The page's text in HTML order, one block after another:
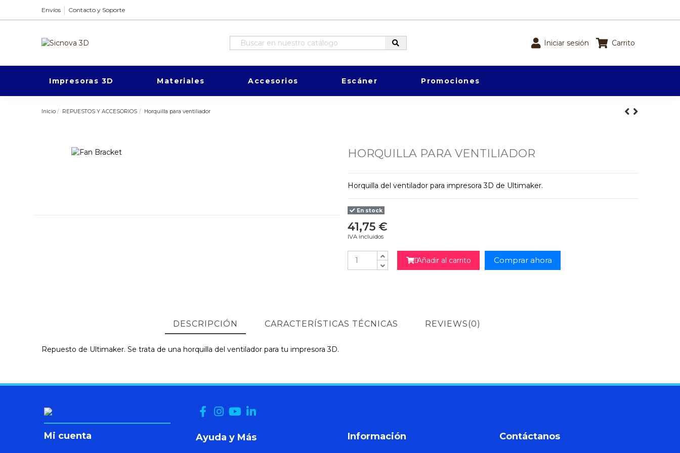
Envíos Contacto y Soporte
Iniciar sesión Carrito
Impresoras 3D Materiales Accesorios Escáner Promociones
Inicio REPUESTOS Y ACCESORIOS Horquilla para ventiliador
HORQUILLA PARA VENTILIADOR
Horquilla del ventilador para impresora 3D de Ultimaker.
En stock
41,75 €
IVA incluidos

Añadir al carrito Comprar ahora
DESCRIPCIÓN CARACTERÍSTICAS TÉCNICAS REVIEWS(0)
Repuesto de Ultimaker. Se trata de una horquilla del ventilador para tu impresora 3D.
Mi cuenta Ayuda y Más Información Contáctanos